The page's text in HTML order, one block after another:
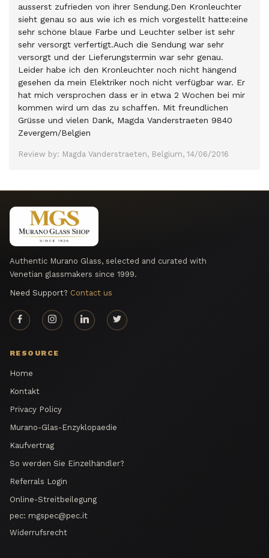
ausserst zufrieden von ihrer Sendung.Den Kronleuchter
sieht genau so aus wie ich es mich vorgestellt hatte:eine
sehr schöne blaue Farbe und Leuchter selber ist sehr
sehr versorgt verfertigt.Auch die Sendung war sehr
versorgt und der Lieferungstermin war sehr genau.
Leider habe ich den Kronleuchter noch nicht hängend
gesehen da mein Elektriker noch nicht verfügbar war. Er
hat mich versprochen dass er in etwa 2 Wochen bei mir
kommen wird um das zu schaffen. Mit freundlichen
Grüsse und vielen Dank, Magda Vanderstraeten 9840
Zevergem/Belgien
Review by: Magda Vanderstraeten, Belgium, 14/06/2016
Authentic Murano Glass, selected and curated with
Venetian glassmakers since 1999.
Need Support? Contact us
RESOURCE
Home
Kontakt
Privacy Policy
Murano-Glas-Enzyklopaedie
Kaufvertrag
So werden Sie Einzelhändler?
Referrals Login
Online-Streitbeilegung
pec: mgspec@pec.it
Widerrufsrecht